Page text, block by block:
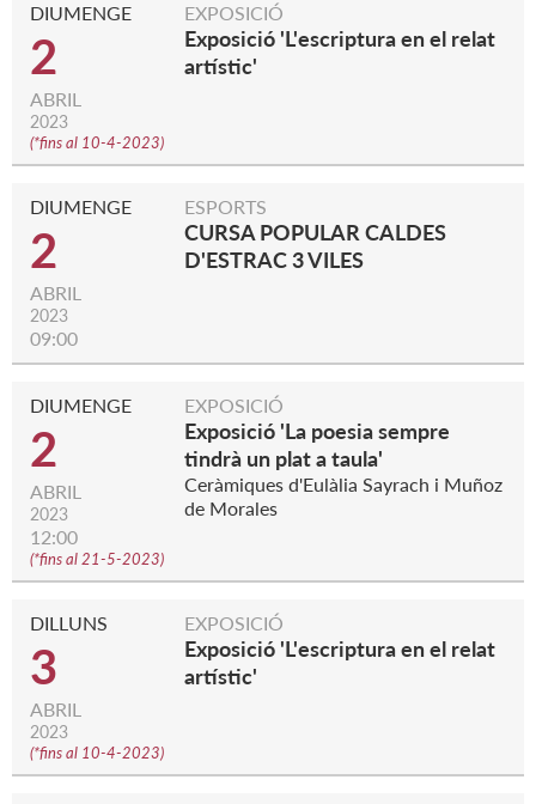
DIUMENGE
2
ABRIL
2023
(*fins al 10-4-2023)
EXPOSICIÓ
Exposició 'L'escriptura en el relat
artístic'
DIUMENGE
2
ABRIL
2023
09:00
ESPORTS
CURSA POPULAR CALDES
D'ESTRAC 3 VILES
DIUMENGE
2
ABRIL
2023
12:00
(*fins al 21-5-2023)
EXPOSICIÓ
Exposició 'La poesia sempre
tindrà un plat a taula'
Ceràmiques d'Eulàlia Sayrach i Muñoz
de Morales
DILLUNS
3
ABRIL
2023
(*fins al 10-4-2023)
EXPOSICIÓ
Exposició 'L'escriptura en el relat
artístic'